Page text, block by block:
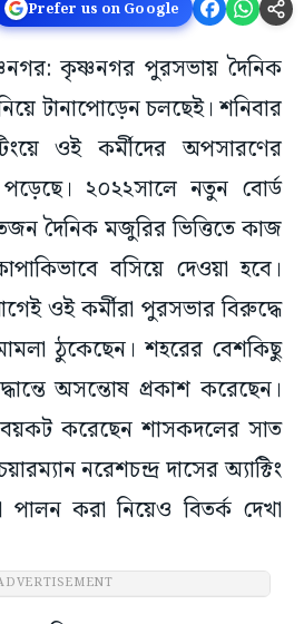
Prefer us on Google
কৃষ্ণনগর পুরসভায় দৈনিক
টানাপোড়েন চলছেই। শনিবার
ওই কর্মীদের অপসারণের
পড়েছে। ২০২২সালে নতুন বোর্ড
দৈনিক মজুরির ভিত্তিতে কাজ
বসিয়ে দেওয়া হবে।
ওই কর্মীরা পুরসভার বিরুদ্ধে
ঠুকেছেন। শহরের বেশকিছু
অসন্তোষ প্রকাশ করেছেন।
বয়কট করেছেন শাসকদলের সাত
নরেশচন্দ্র দাসের অ্যাক্টিং
পালন করা নিয়েও বিতর্ক দেখা